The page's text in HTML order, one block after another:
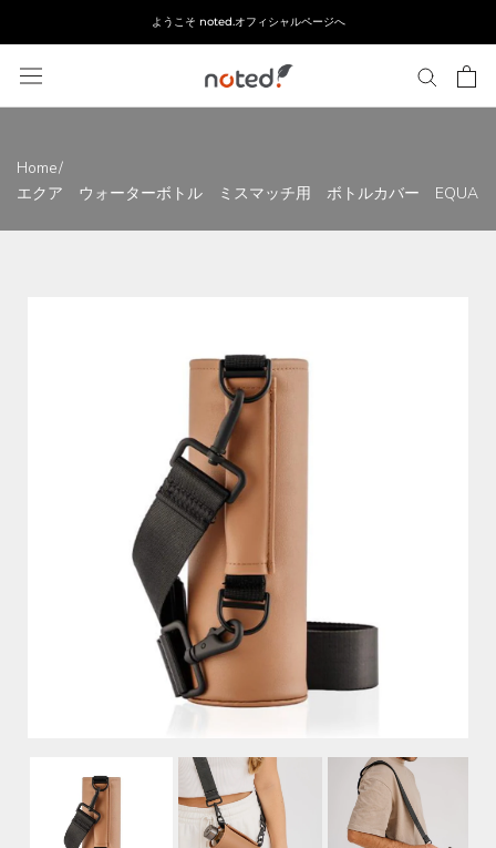
し
ようこそ noted.オフィシャルページへ
Home/
エクア ウォーターボトル ミスマッチ用 ボトルカバー EQUA